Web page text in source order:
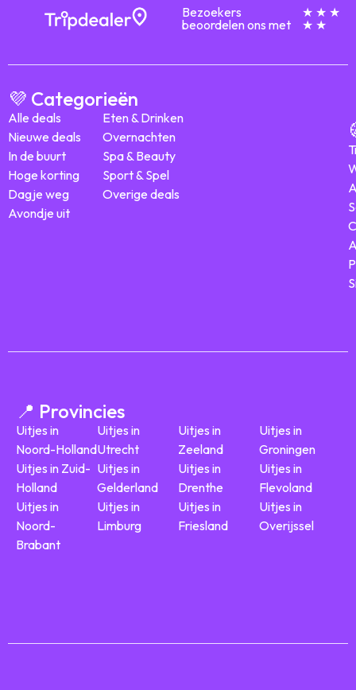
Bezoekers
beoordelen ons met
★ ★ ★
★ ★
💜 Categorieën
Alle deals
Nieuwe deals
In de buurt
Hoge korting
Dagje weg
Avondje uit
Eten & Drinken
Overnachten
Spa & Beauty
Sport & Spel
Overige deals
📍 Provincies
Uitjes in
Noord-Holland
Uitjes in Zuid-
Holland
Uitjes in
Noord-
Brabant
Uitjes in
Utrecht
Uitjes in
Gelderland
Uitjes in
Limburg
Uitjes in
Zeeland
Uitjes in
Drenthe
Uitjes in
Friesland
Uitjes in
Groningen
Uitjes in
Flevoland
Uitjes in
Overijssel